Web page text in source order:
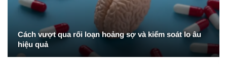
Cách vượt qua rối loạn hoảng sợ và kiểm soát lo âu
hiệu quả